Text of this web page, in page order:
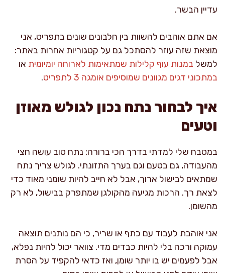
עדיין הבשר.
אם אתם אוהבים להשוות בין חלבונים שונים בתפריט, אני
מוצאת שזה עוזר להסתכל גם על קטגוריות אחרות באתר:
למשל במנות עוף קלילות שמתאימות לארוחה יומיומית או
במתכוני דגים מגוונים שמוסיפים אומגה 3 לתפריט
.
איך לבחור נתח נכון לגולש מאוזן
וטעים
במטבח שלי למדתי בדרך הכי ברורה: נתח טוב עושה חצי
מהעבודה, גם בטעם וגם בערך התזונתי. לגולש צריך נתח
שמתאים לבישול ארוך, אבל לא חייב להיות שומני מאוד כדי
לצאת רך. הרכות מגיעה מהקולגן שמתפרק בבישול, לא רק
מהשומן.
אני אוהבת לעבוד עם כתף או שריר, כי הם נותנים תוצאה
עמוקה ורכה בלי להיות כבדים מדי. צוואר יכול להיות נפלא,
אבל לפעמים יש בו יותר שומן, ואז כדאי להקפיד על הסרת